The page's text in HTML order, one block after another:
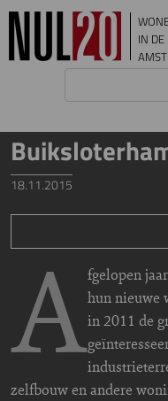
Overslaan en naar de inhoud
IN
18.11.2015
Afgelopen
hun nieuwe
in 2011 de
zelfbouw en andere